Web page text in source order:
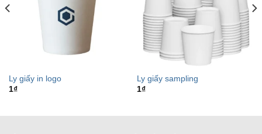
Ly giấy in logo
1₫
Ly giấy sampling
1₫